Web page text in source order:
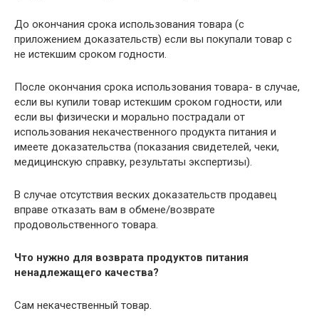
До окончания срока использования товара (с
приложением доказательств) если вы покупали товар с
не истекшим сроком годности.
После окончания срока использования товара- в случае,
если вы купили товар истекшим сроком годности, или
если вы физически и морально пострадали от
использования некачественного продукта питания и
имеете доказательства (показания свидетелей, чеки,
медицинскую справку, результаты экспертизы).
В случае отсутствия веских доказательств продавец
вправе отказать вам в обмене/возврате
продовольственного товара.
Что нужно для возврата продуктов питания
ненадлежащего качества?
Сам некачественный товар.